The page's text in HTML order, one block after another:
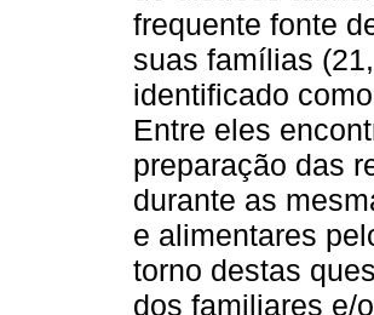
frequente fonte
suas famílias
identificado
Entre eles
preparação das
durante as
e alimentares
torno destas
dos familiares e/